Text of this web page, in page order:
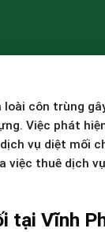
loài côn trùng
Việc phát
vụ diệt mối
việc thuê dịch
tại Vĩnh